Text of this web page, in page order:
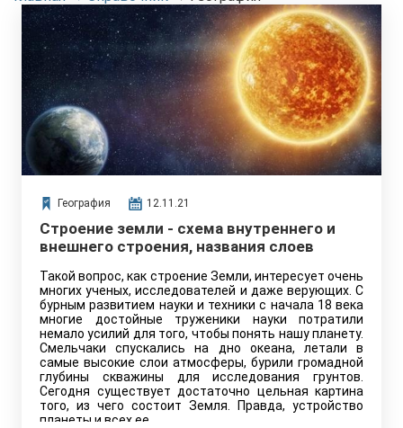
География 12.11.21
Строение земли - схема внутреннего и
внешнего строения, названия слоев
Такой вопрос, как строение Земли, интересует очень
многих ученых, исследователей и даже верующих. С
бурным развитием науки и техники с начала 18 века
многие достойные труженики науки потратили
немало усилий для того, чтобы понять нашу планету.
Смельчаки спускались на дно океана, летали в
самые высокие слои атмосферы, бурили громадной
глубины скважины для исследования грунтов.
Сегодня существует достаточно цельная картина
того, из чего состоит Земля. Правда, устройство
планеты и всех ее…